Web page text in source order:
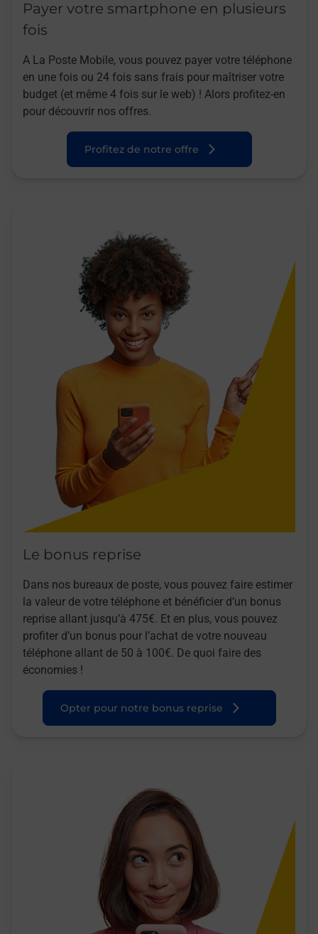
Payer votre smartphone en plusieurs
fois
A La Poste Mobile, vous pouvez payer votre téléphone
en une fois ou 24 fois sans frais pour maîtriser votre
budget (et même 4 fois sur le web) ! Alors profitez-en
pour découvrir nos offres.
Profitez de notre offre
Le bonus reprise
Dans nos bureaux de poste, vous pouvez faire estimer
la valeur de votre téléphone et bénéficier d’un bonus
reprise allant jusqu’à 475€. Et en plus, vous pouvez
profiter d’un bonus pour l’achat de votre nouveau
téléphone allant de 50 à 100€. De quoi faire des
économies !
Opter pour notre bonus reprise